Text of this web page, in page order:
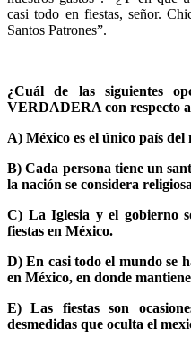
casi todo en fiestas, señor.
Santos Patrones”.
¿Cuál de las siguientes
VERDADERA con respecto
A) México es el único país del
B) Cada persona tiene un
la nación se considera
C) La Iglesia y el gobierno
fiestas en México.
D) En casi todo el mundo se
en México, en donde
E) Las fiestas son
desmedidas que oculta el